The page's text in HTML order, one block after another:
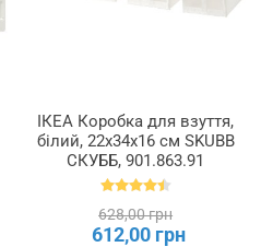
ІКЕА Коробка для взуття,
білий, 22x34x16 см SKUBB
СКУББ, 901.863.91
628,00 грн
612,00 грн